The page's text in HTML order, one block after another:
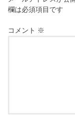
欄は必須項目です
コメント ※